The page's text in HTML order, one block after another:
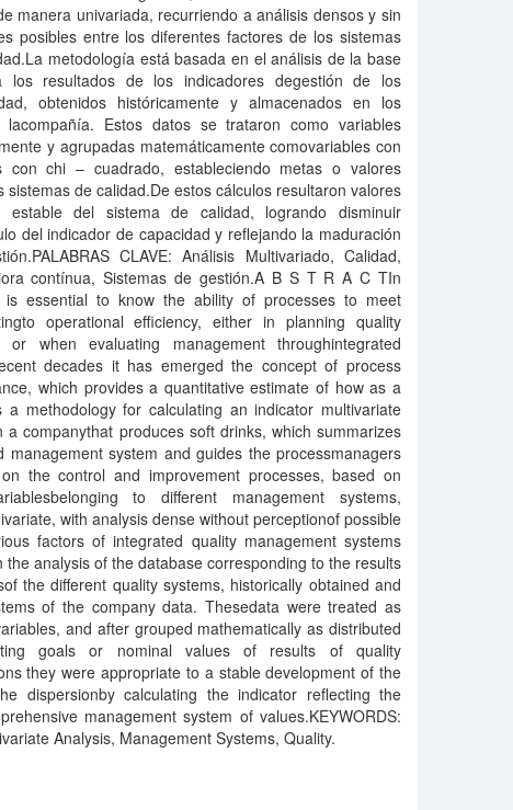
manera univariada, recurriendo a análisis densos y sin
posibles entre los diferentes factores de los sistemas
metodología está basada en el análisis de la base
los resultados de los indicadores degestión de los
obtenidos históricamente y almacenados en los
Estos datos se trataron como variables
y agrupadas matemáticamente comovariables con
con chi – cuadrado, estableciendo metas o valores
sistemas de calidad.De estos cálculos resultaron valores
del sistema de calidad, logrando disminuir
del indicador de capacidad y reflejando la maduración
CLAVE: Análisis Multivariado, Calidad,
contínua, Sistemas de gestión.A B S T R A C TIn
is essential to know the ability of processes to meet
operational efficiency, either in planning quality
when evaluating management throughintegrated
decades it has emerged the concept of process
which provides a quantitative estimate of how as a
a methodology for calculating an indicator multivariate
a companythat produces soft drinks, which summarizes
management system and guides the processmanagers
the control and improvement processes, based on
to different management systems,
with analysis dense without perceptionof possible
factors of integrated quality management systems
analysis of the database corresponding to the results
the different quality systems, historically obtained and
of the company data. Thesedata were treated as
and after grouped mathematically as distributed
goals or nominal values of results of quality
they were appropriate to a stable development of the
dispersionby calculating the indicator reflecting the
management system of values.KEYWORDS:
Analysis, Management Systems, Quality.